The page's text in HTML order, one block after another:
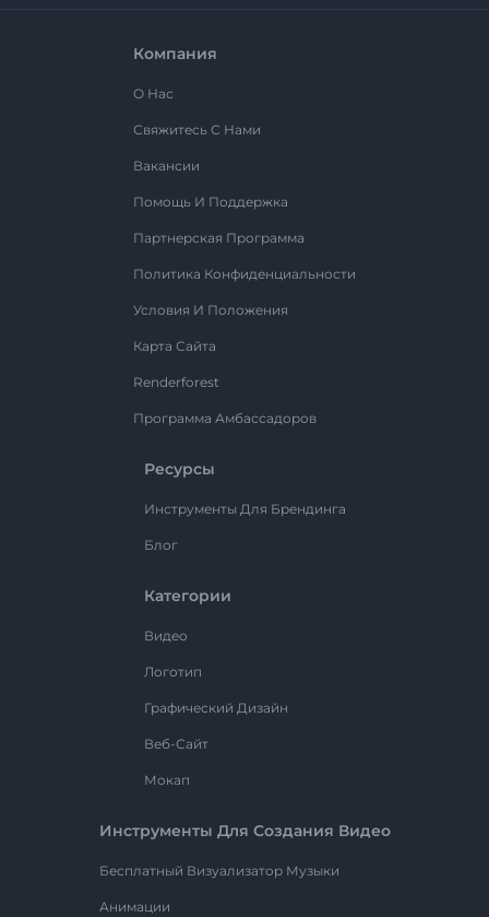
Компания
О Нас
Свяжитесь С Нами
Вакансии
Помощь И Поддержка
Партнерская Программа
Политика Конфиденциальности
Условия И Положения
Карта Сайта
Renderforest
Программа Амбассадоров
Ресурсы
Инструменты Для Брендинга
Блог
Категории
Видео
Логотип
Графический Дизайн
Веб-Сайт
Мокап
Инструменты Для Создания Видео
Бесплатный Визуализатор Музыки
Анимации